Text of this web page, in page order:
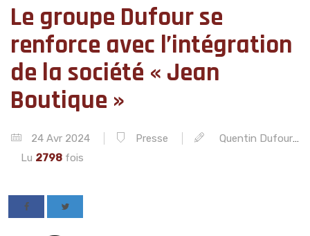
Le groupe Dufour se
renforce avec l’intégration
de la société « Jean
Boutique »
24 Avr 2024 Presse
Quentin Dufour
Lu 2798 fois